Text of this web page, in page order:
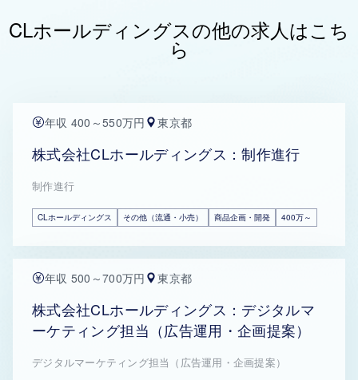
CLホールディングスの他の求人はこち
ら
年収 400～550万円 東京都
株式会社CLホールディングス：制作進行
制作進行
CLホールディングス その他（流通・小売） 商品企画・開発 400万～
年収 500～700万円 東京都
株式会社CLホールディングス：デジタルマ
ーケティング担当（広告運用・企画提案）
デジタルマーケティング担当（広告運用・企画提案）